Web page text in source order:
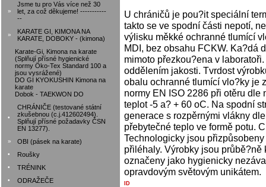
»
Jsme tu pro Vás více než 30
let, za což děkujeme! -----------
--
»
KARATE GI, KIMONA NA
KARATE, DOBOKY - (kimona)
Karate-Gi, Kimona na karate
(Splňují přísné hygienické
normy Öko-Tex Standard 100 a
jsou vysrážené)
DO GI KYOKUSHIN Kimona na
karate
Dobok - TAEKWON DO
•
CHRÁNIČE (testované státní
zkušebnou (c.j.412602494).
Splňují přísné požadavky ČSN
EN 13277).
» OBI (pásek na karate)
• Roušky
• TRÉNINK
• ODRAŽEČE
U chráničů je pou?it speciální
takto se ve spodní části nepotí,
výlisku měkké ochranné tlumící
MDI, bez obsahu FCKW. Ka?dá
mimoto přezkou?ena v
oddělením jakosti. Tvrdost
obalu ochranné tlumící vlo?ky je
normy EN ISO 2286 při otěru
teplot -5 a? + 60 oC. Na spodní
generace s rozpěrnými vlákny
přebytečné teplo ve formě potu.
Technologicky jsou
přiléhaly. Výrobky jsou
označeny jako hygienicky
opravdovým světovým unikátem.
ID